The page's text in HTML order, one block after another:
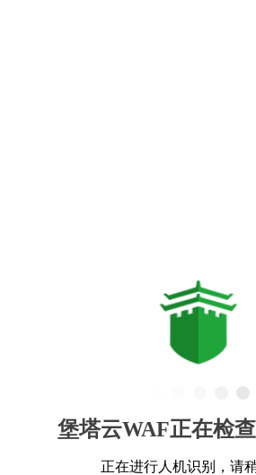
堡塔云WAF正在检
正在进行人机识别，请